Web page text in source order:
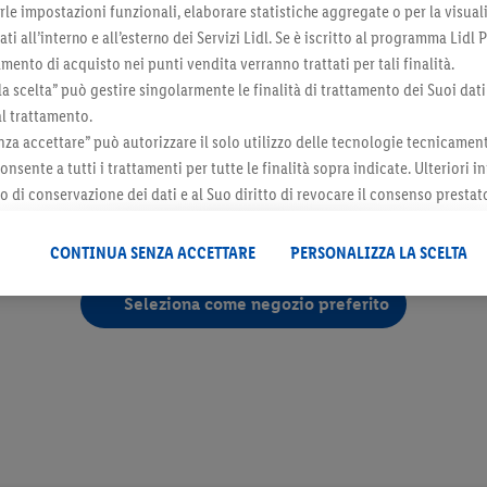
Bosco, snc. Qui potrai fare la tua spesa in un ambiente accessibile a
un'ampia scelta di frutta e verdura, prodotti da forno fragranti, latticini
per la casa. Non dimenticare le nostre rinomate marche proprie,
le tue feste o grandi acquisti familiari, Lidl è sempre la scelta vincente.
Scarica l'app Lidl Plus per scoprire ulteriori offerte e coupon esclusivi!
Seleziona come negozio preferito
impostazioni funzionali, elaborare statistiche aggregate o per la
all’interno e all’esterno dei Servizi Lidl. Se è iscritto al programma Lidl
di acquisto nei punti vendita verranno trattati per tali finalità.
scelta” può gestire singolarmente le finalità di trattamento dei Suoi
trattamento.
accettare” può autorizzare il solo utilizzo delle tecnologie
a tutti i trattamenti per tutte le finalità sopra indicate. Ulteriori
di conservazione dei dati e al Suo diritto di revocare il consenso
CONTINUA SENZA ACCETTARE PERSONALIZZA LA SCELTA